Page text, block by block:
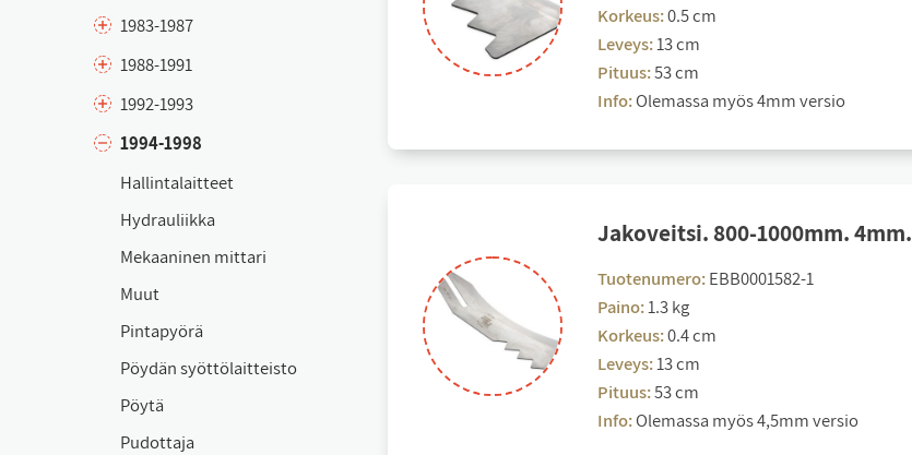
1983-1987
1988-1991
1992-1993
1994-1998
Hal­lin­ta­lait­teet
Hyd­rau­liik­ka
Me­kaa­ni­nen mit­ta­ri
Muut
Pin­ta­pyö­rä
Pöy­dän syöt­tö­lait­teis­to
Pöy­tä
Pu­dot­ta­ja
Korkeus:0.5 cm
Leveys:13 cm
Pituus:53 cm
Info:Olemassa myös 4mm versio
Ja­ko­veit­si. 800-1000mm. 4mm.
Tuotenumero:EBB0001582-1
Paino:1.3 kg
Korkeus:0.4 cm
Leveys:13 cm
Pituus:53 cm
Info:Olemassa myös 4,5mm versio